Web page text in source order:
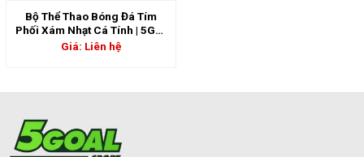
Bộ Thể Thao Bóng Đá Tím
Phối Xám Nhạt Cá Tính | 5GS-
06812
Giá: Liên hệ